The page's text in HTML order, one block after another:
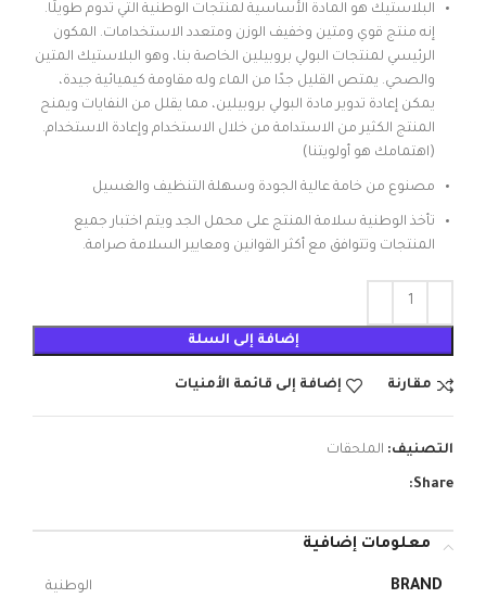
البلاستيك هو المادة الأساسية لمنتجات الوطنية التي تدوم طويلًا.
إنه منتج قوي ومتين وخفيف الوزن ومتعدد الاستخدامات. المكون
الرئيسي لمنتجات البولي بروبيلين الخاصة بنا، وهو البلاستيك المتين
والصحي. يمتص القليل جدًا من الماء وله مقاومة كيميائية جيدة،
يمكن إعادة تدوير مادة البولي بروبيلين، مما يقلل من النفايات ويمنح
المنتج الكثير من الاستدامة من خلال الاستخدام وإعادة الاستخدام.
(اهتمامك هو أولويتنا)
مصنوع من خامة عالية الجودة وسهلة التنظيف والغسيل
تأخذ الوطنية سلامة المنتج على محمل الجد ويتم اختبار جميع
المنتجات وتتوافق مع أكثر القوانين ومعايير السلامة صرامة.
إضافة إلى السلة
مقارنة إضافة إلى قائمة الأمنيات
التصنيف: الملحقات
Share:
معلومات إضافية
BRAND الوطنية